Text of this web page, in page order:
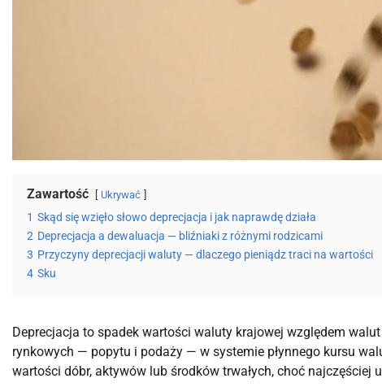
Zawartość Ukrywać
1 Skąd się wzięło słowo deprecjacja i jak naprawdę działa
2 Deprecjacja a dewaluacja — bliźniaki z różnymi rodzicami
3 Przyczyny deprecjacji waluty — dlaczego pieniądz traci na wartości
4 Sku
Deprecjacja to spadek wartości waluty krajowej względem
rynkowych — popytu i podaży — w systemie płynnego kursu
wartości dóbr, aktywów lub środków trwałych, choć najczęściej